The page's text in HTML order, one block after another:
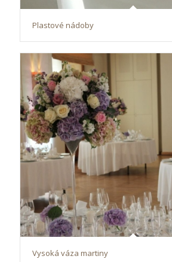
Plastové nádoby
Vysoká váza martiny